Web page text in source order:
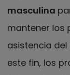
masculina
mantener los
asistencia del
este fin, los